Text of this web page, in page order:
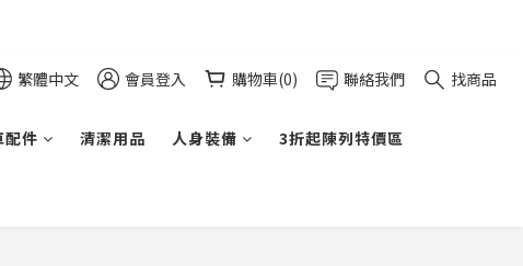
繁體中文 會員登入 購物車(0) 聯絡我們 找商品
配件 清潔用品 人身裝備
3折起陳列特價區